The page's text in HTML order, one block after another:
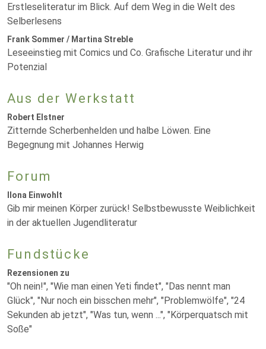
Erstleseliteratur im Blick. Auf dem Weg in die Welt des
Selberlesens
Frank Sommer / Martina Streble
Leseeinstieg mit Comics und Co. Grafische Literatur und ihr
Potenzial
Aus der Werkstatt
Robert Elstner
Zitternde Scherbenhelden und halbe Löwen. Eine
Begegnung mit Johannes Herwig
Forum
Ilona Einwohlt
Gib mir meinen Körper zurück! Selbstbewusste Weiblichkeit
in der aktuellen Jugendliteratur
Fundstücke
Rezensionen zu
"Oh nein!", "Wie man einen Yeti findet", "Das nennt man
Glück", "Nur noch ein bisschen mehr", "Problemwölfe", "24
Sekunden ab jetzt", "Was tun, wenn ...", "Körperquatsch mit
Soße"